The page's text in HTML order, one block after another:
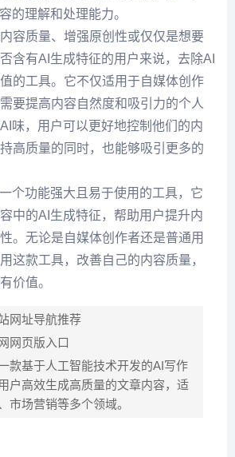
的理解和处理能力。
容质量、增强原创性或仅仅是想要
含有AI生成特征的用户来说，去除AI
的工具。它不仅适用于自媒体创作
要提高内容自然度和吸引力的个人
味，用户可以更好地控制他们的内
高质量的同时，也能够吸引更多的
个功能强大且易于使用的工具，它
中的AI生成特征，帮助用户提升内
。无论是自媒体创作者还是普通用
这款工具，改善自己的内容质量，
价值。
网址导航推荐
网页版入口
款基于人工智能技术开发的AI写作
户高效生成高质量的文章内容，适
市场营销等多个领域。